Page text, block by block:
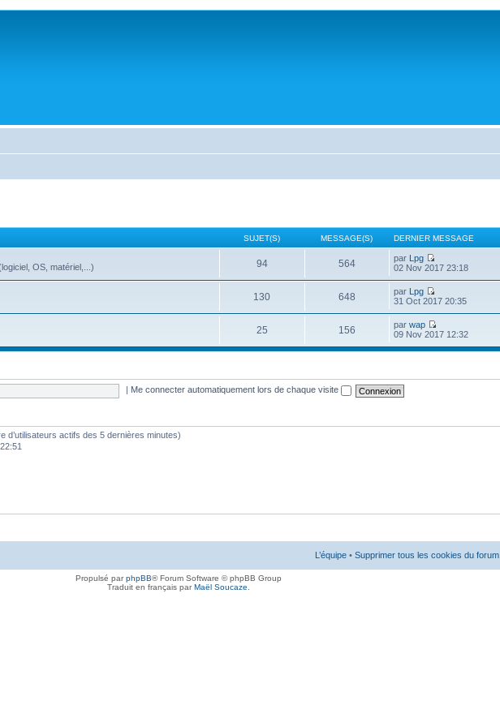
SUJET(S) MESSAGE(S) DERNIER MESSAGE
OS, matériel,...) 94 564 par Lpg
02 Nov 2017 23:18
130 648 par Lpg
31 Oct 2017 20:35
25 156 parwap
09 Nov 2017 12:32
Me connecter automatiquement lors de chaque visite
d’utilisateurs actifs des 5 dernières minutes)
L’équipe • Supprimer tous les cookies du forum
Propulsé parphpBB® Forum Software © phpBB Group
Traduit en français parMaël Soucaze